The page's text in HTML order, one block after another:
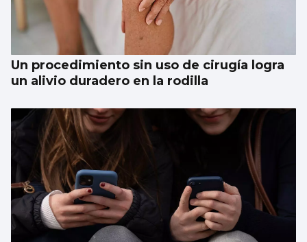
Un procedimiento sin uso de cirugía logra
un alivio duradero en la rodilla